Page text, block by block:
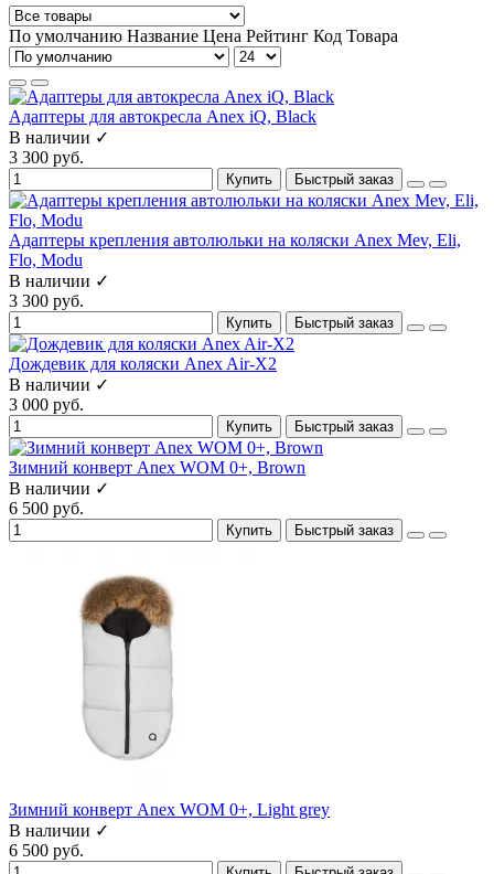
По умолчанию Название Цена Рейтинг Код Товара
Адаптеры для автокресла Anex iQ, Black
В наличии ✓
3 300 руб.
Купить Быстрый заказ
Адаптеры крепления автолюльки на коляски Anex Mev, Eli,
Flo, Modu
В наличии ✓
3 300 руб.
Купить Быстрый заказ
Дождевик для коляски Anex Air-X2
В наличии ✓
3 000 руб.
Купить Быстрый заказ
Зимний конверт Anex WOM 0+, Brown
В наличии ✓
6 500 руб.
Купить Быстрый заказ
Зимний конверт Anex WOM 0+, Light grey
В наличии ✓
6 500 руб.